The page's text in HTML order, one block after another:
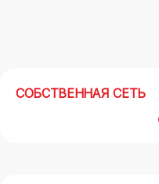
СОБСТВЕННАЯ СЕТЬ